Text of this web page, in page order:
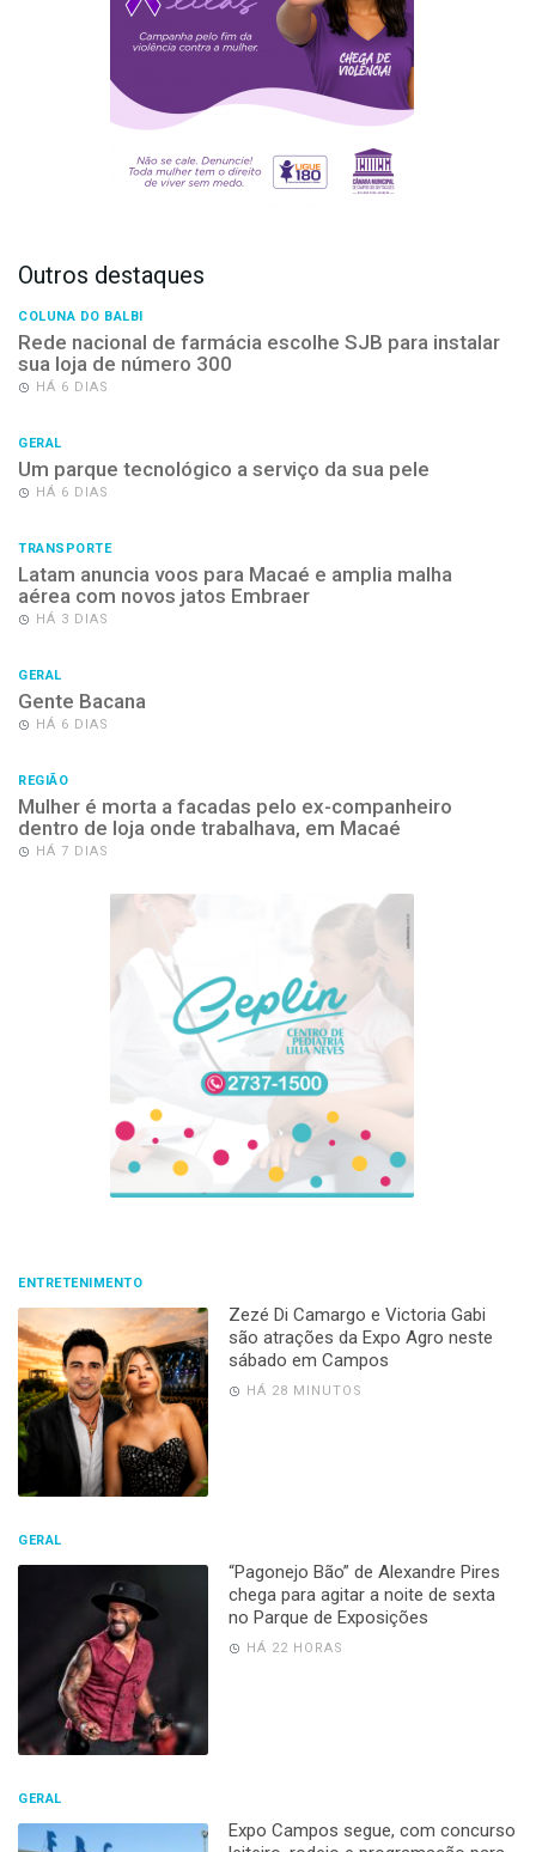
Outros destaques
COLUNA DO BALBI
Rede nacional de farmácia escolhe SJB para instalar
sua loja de número 300
HÁ 6 DIAS
GERAL
Um parque tecnológico a serviço da sua pele
HÁ 6 DIAS
TRANSPORTE
Latam anuncia voos para Macaé e amplia malha
aérea com novos jatos Embraer
HÁ 3 DIAS
GERAL
Gente Bacana
HÁ 6 DIAS
REGIÃO
Mulher é morta a facadas pelo ex-companheiro
dentro de loja onde trabalhava, em Macaé
HÁ 7 DIAS
ENTRETENIMENTO
Zezé Di Camargo e Victoria Gabi
são atrações da Expo Agro neste
sábado em Campos
HÁ 28 MINUTOS
GERAL
“Pagonejo Bão” de Alexandre Pires
chega para agitar a noite de sexta
no Parque de Exposições
HÁ 22 HORAS
GERAL
Expo Campos segue, com concurso